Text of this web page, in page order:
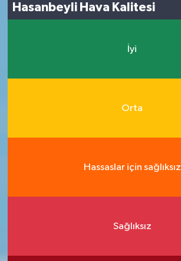
Hasanbeyli Hava Kalitesi
İyi
Orta
Hassaslar için sağlıksız
Sağlıksız